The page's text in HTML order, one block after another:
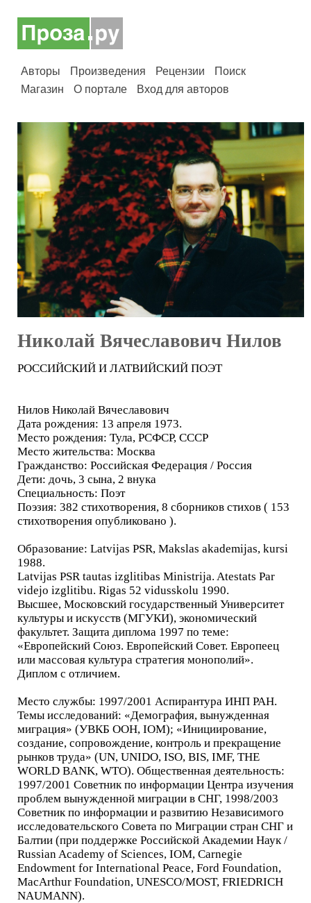
Авторы Произведения Рецензии
Поиск
Магазин
О портале Вход для авторов
Николай Вячеславович Нилов
РОССИЙСКИЙ И ЛАТВИЙСКИЙ ПОЭТ
Нилов Николай Вячеславович
Дата рождения: 13 апреля 1973.
Место рождения: Тула, РСФСР, СССР
Место жительства: Москва
Гражданство: Российская Федерация / Россия
Дети: дочь, 3 сына, 2 внука
Специальность: Поэт
Поэзия: 382 стихотворения, 8 сборников стихов ( 153
стихотворения опубликовано ).
Образование: Latvijas PSR, Makslas akademijas, kursi
1988.
Latvijas PSR tautas izglitibas Ministrija. Atestats Par
videjo izglitibu. Rigas 52 vidusskolu 1990.
Высшее, Московский государственный Университет
культуры и искусств (МГУКИ), экономический
факультет. Защита диплома 1997 по теме:
«Европейский Союз. Европейский Совет. Европеец
или массовая культура стратегия монополий».
Диплом с отличием.
Место службы: 1997/2001 Аспирантура ИНП РАН.
Темы исследований: «Демография, вынужденная
миграция» (УВКБ ООН, IОМ); «Инициирование,
создание, сопровождение, контроль и прекращение
рынков труда» (UN, UNIDO, ISO, BIS, IMF, THE
WORLD BANK, WTO). Общественная деятельность:
1997/2001 Советник по информации Центра изучения
проблем вынужденной миграции в СНГ, 1998/2003
Советник по информации и развитию Независимого
исследовательского Совета по Миграции стран СНГ и
Балтии (при поддержке Российской Академии Наук /
Russian Academy of Sciences, IОМ, Carnegie
Endowment for International Peace, Ford Foundation,
MacArthur Foundation, UNESCO/MOST, FRIEDRICH
NAUMANN).